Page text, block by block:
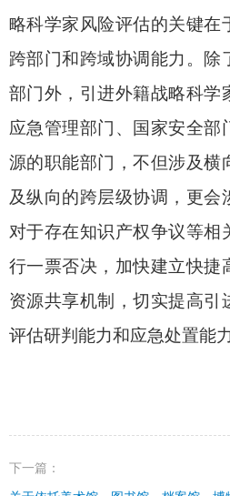
略科学家风险评估的关键在
跨部门和跨域协调能力。除
部门外，引进外籍战略科学
应急管理部门、国家安全部
源的职能部门，不但涉及横
及纵向的跨层级协调，更会
对于存在知识产权争议等相
行一票否决，加快建立快捷
资源共享机制，切实提高引
评估研判能力和应急处置能力
下一篇：